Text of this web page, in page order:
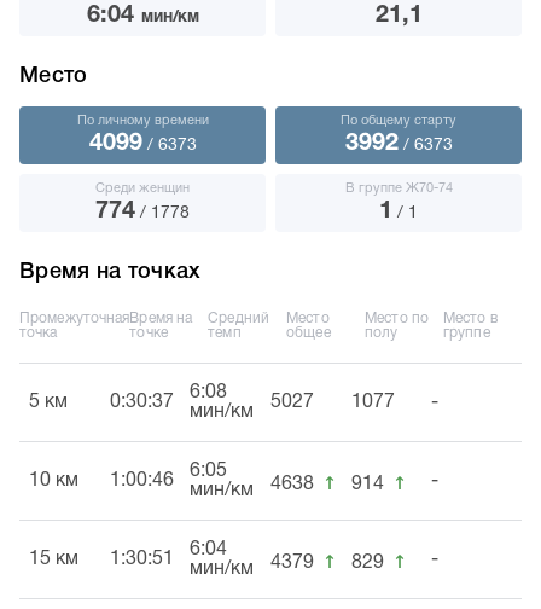
6:04 мин/км 21,1
Место
По личному времени
4099/ 6373
По общему старту
3992/ 6373
Среди женщин
774 / 1778
В группе Ж70-74
1 / 1
Время на точках
Промежуточная
точка
Время на
точке
Средний
темп
Место
общее
Место по
полу
Место в
группе
5 км 0:30:37
6:08
мин/км
5027 1077 -
10 км 1:00:46
6:05
мин/км
4638 ↑ 914 ↑ -
15 км 1:30:51
6:04
мин/км
4379 ↑ 829 ↑ -